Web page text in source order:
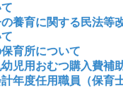
養育に関する民法等
育所について
児用おむつ購入費補
年度任用職員（保育